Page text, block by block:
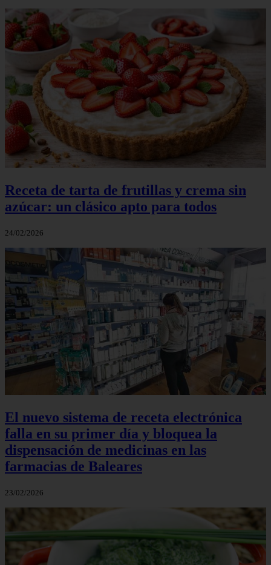
Receta de tarta de frutillas y crema sin
azúcar: un clásico apto para todos
24/02/2026
El nuevo sistema de receta electrónica
falla en su primer día y bloquea la
dispensación de medicinas en las
farmacias de Baleares
23/02/2026